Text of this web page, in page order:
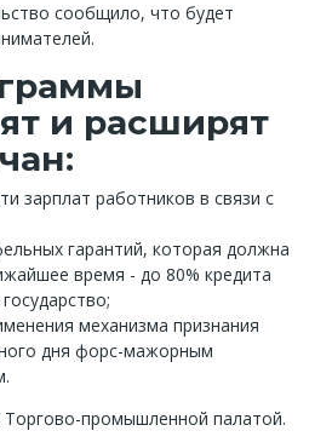
сообщило, что будет
и расширят
зарплат работников в связи с
гарантий, которая должна
время - до 80% кредита
механизма признания
дня форс-мажорным
Торгово-промышленной палатой.